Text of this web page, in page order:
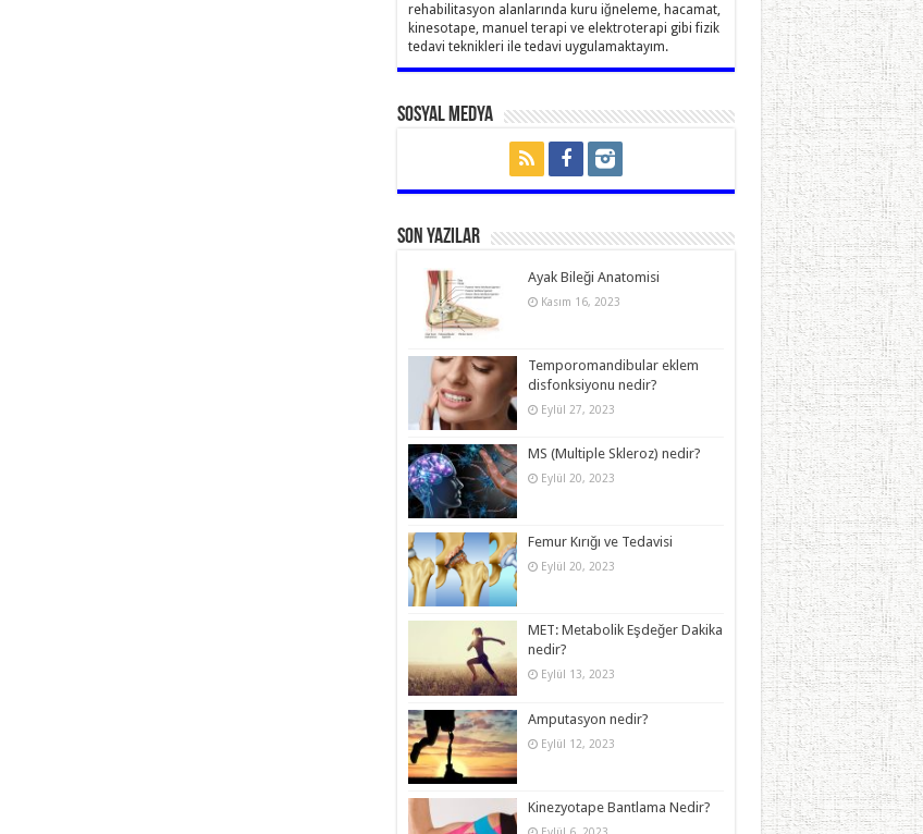
rehabilitasyon alanlarında kuru iğneleme, hacamat,
kinesotape, manuel terapi ve elektroterapi gibi fizik
tedavi teknikleri ile tedavi uygulamaktayım.
Sosyal Medya
Son Yazılar
Ayak Bileği Anatomisi
Kasım 16, 2023
Temporomandibular eklem
disfonksiyonu nedir?
Eylül 27, 2023
MS (Multiple Skleroz) nedir?
Eylül 20, 2023
Femur Kırığı ve Tedavisi
Eylül 20, 2023
MET: Metabolik Eşdeğer Dakika
nedir?
Eylül 13, 2023
Amputasyon nedir?
Eylül 12, 2023
Kinezyotape Bantlama Nedir?